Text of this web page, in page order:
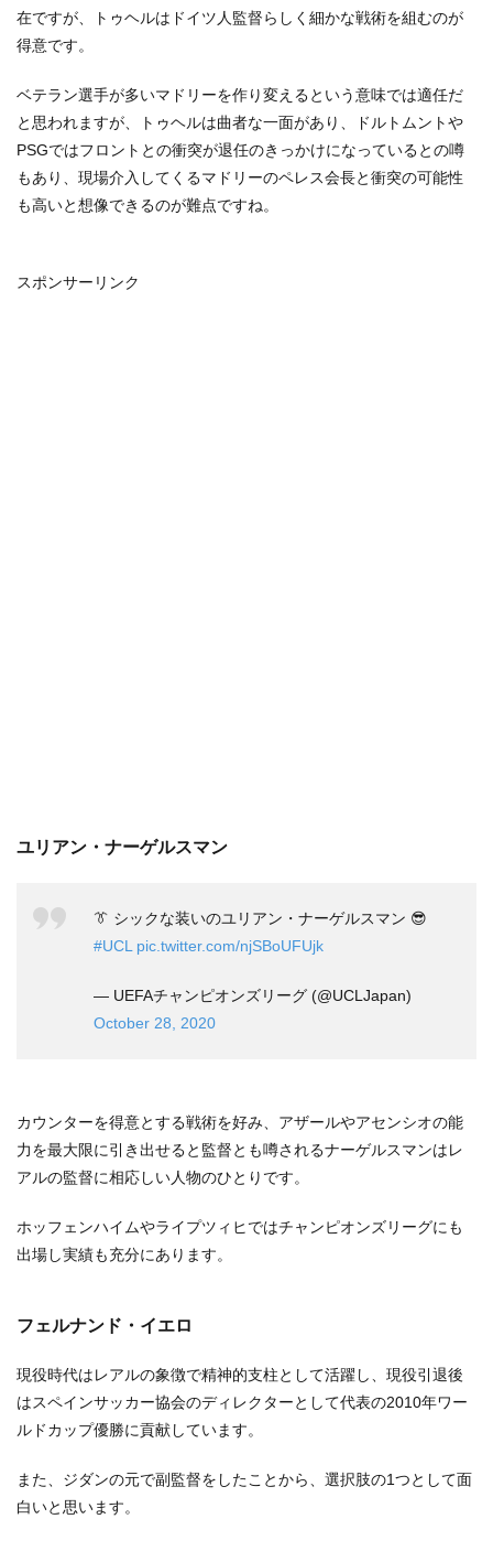
在ですが、トゥヘルはドイツ人監督らしく細かな戦術を組むのが
得意です。
ベテラン選手が多いマドリーを作り変えるという意味では適任だ
と思われますが、トゥヘルは曲者な一面があり、ドルトムントや
PSGではフロントとの衝突が退任のきっかけになっているとの噂
もあり、現場介入してくるマドリーのペレス会長と衝突の可能性
も高いと想像できるのが難点ですね。
スポンサーリンク
ユリアン・ナーゲルスマン
👔 シックな装いのユリアン・ナーゲルスマン 😎
#UCL pic.twitter.com/njSBoUFUjk
— UEFAチャンピオンズリーグ (@UCLJapan)
October 28, 2020
カウンターを得意とする戦術を好み、アザールやアセンシオの能
力を最大限に引き出せると監督とも噂されるナーゲルスマンはレ
アルの監督に相応しい人物のひとりです。
ホッフェンハイムやライプツィヒではチャンピオンズリーグにも
出場し実績も充分にあります。
フェルナンド・イエロ
現役時代はレアルの象徴で精神的支柱として活躍し、現役引退後
はスペインサッカー協会のディレクターとして代表の2010年ワー
ルドカップ優勝に貢献しています。
また、ジダンの元で副監督をしたことから、選択肢の1つとして面
白いと思います。